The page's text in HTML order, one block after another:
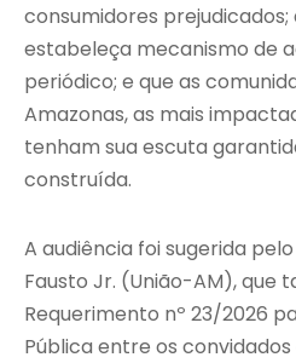
consumidores prejudicados;
estabeleça mecanismo de
periódico; e que as
Amazonas, as mais
tenham sua escuta
construída.
A audiência foi sugerida
Fausto Jr. (União-AM), que
Requerimento nº 23/2026
Pública entre os